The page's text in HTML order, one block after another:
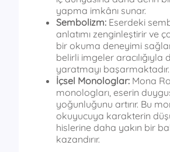
yapma imkânı sunar.
Sembolizm: Eserdeki
anlatımı zenginleştirir ve
bir okuma deneyimi
belirli imgeler
yaratmayı başarmaktadır.
İçsel Monologlar: Mona
monologları, eserin
yoğunluğunu artırır. Bu
okuyucuya karakterin
hislerine daha yakın bir
kazandırır.